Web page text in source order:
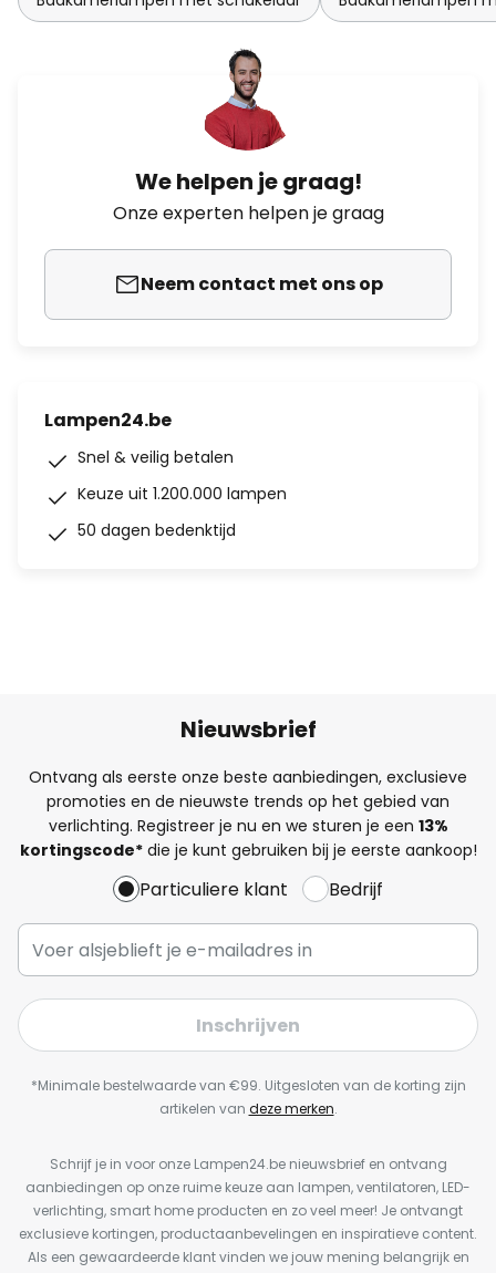
We helpen je graag!
Onze experten helpen je graag
Neem contact met ons op
Lampen24.be
Snel & veilig betalen
Keuze uit 1.200.000 lampen
50 dagen bedenktijd
Nieuwsbrief
Ontvang als eerste onze beste aanbiedingen, exclusieve
promoties en de nieuwste trends op het gebied van
verlichting. Registreer je nu en we sturen je een 13%
kortingscode*die je kunt gebruiken bij je eerste aankoop!
Particuliere klant Bedrijf
Inschrijven
*Minimale bestelwaarde van €99. Uitgesloten van de korting zijn
artikelen van deze merken.
Schrijf je in voor onze Lampen24.be nieuwsbrief en ontvang
aanbiedingen op onze ruime keuze aan lampen, ventilatoren, LED-
verlichting, smart home producten en zo veel meer! Je ontvangt
exclusieve kortingen, productaanbevelingen en inspiratieve content.
Als een gewaardeerde klant vinden we jouw mening belangrijk en